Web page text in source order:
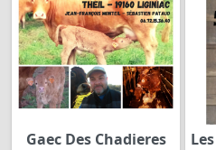
Gaec Des Chadieres